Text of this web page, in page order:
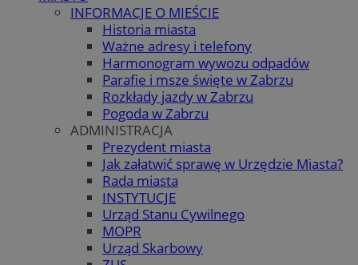
INFORMACJE O MIEŚCIE
Historia miasta
Ważne adresy i telefony
Harmonogram wywozu odpadów
Parafie i msze święte w Zabrzu
Rozkłady jazdy w Zabrzu
Pogoda w Zabrzu
ADMINISTRACJA
Prezydent miasta
Jak załatwić sprawę w Urzędzie Miasta?
Rada miasta
INSTYTUCJE
Urząd Stanu Cywilnego
MOPR
Urząd Skarbowy